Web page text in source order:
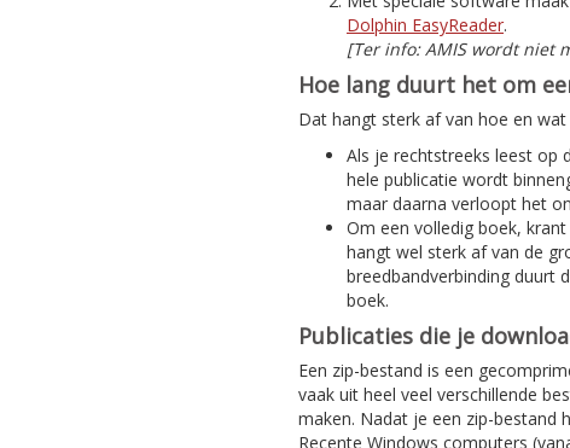
Dolphin EasyReader.
[Ter info: AMIS wordt niet
Hoe lang duurt het om
Dat hangt sterk af van hoe en wat
Als je rechtstreeks leest op
hele publicatie wordt
maar daarna verloopt het
Om een volledig boek,
hangt wel sterk af van de
breedbandverbinding duurt
boek.
Publicaties die je
Een zip-bestand is een
vaak uit heel veel verschillende
maken. Nadat je een zip-bestand
Recente Windows computers